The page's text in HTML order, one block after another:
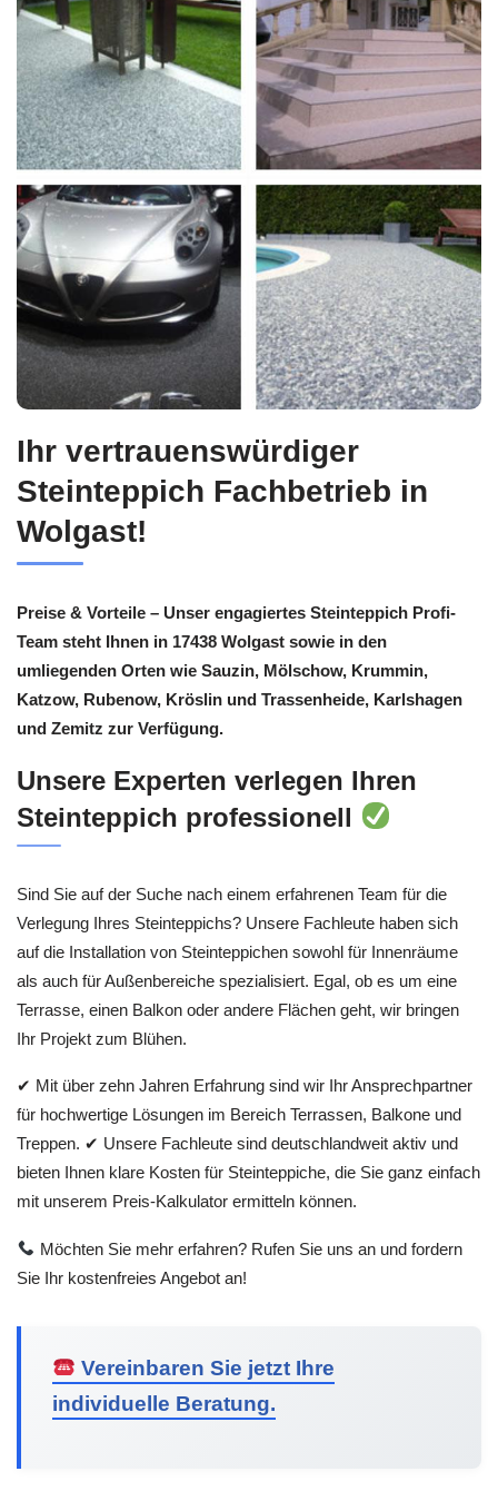
Ihr vertrauenswürdiger
Steinteppich Fachbetrieb in
Wolgast!
Preise & Vorteile – Unser engagiertes Steinteppich Profi-
Team steht Ihnen in 17438 Wolgast sowie in den
umliegenden Orten wie Sauzin, Mölschow, Krummin,
Katzow, Rubenow, Kröslin und Trassenheide, Karlshagen
und Zemitz zur Verfügung.
Unsere Experten verlegen Ihren
Steinteppich professionell
Sind Sie auf der Suche nach einem erfahrenen Team für die
Verlegung Ihres Steinteppichs? Unsere Fachleute haben sich
auf die Installation von Steinteppichen sowohl für Innenräume
als auch für Außenbereiche spezialisiert. Egal, ob es um eine
Terrasse, einen Balkon oder andere Flächen geht, wir bringen
Ihr Projekt zum Blühen.
✔ Mit über zehn Jahren Erfahrung sind wir Ihr Ansprechpartner
für hochwertige Lösungen im Bereich Terrassen, Balkone und
Treppen. ✔ Unsere Fachleute sind deutschlandweit aktiv und
bieten Ihnen klare Kosten für Steinteppiche, die Sie ganz einfach
mit unserem Preis-Kalkulator ermitteln können.
Möchten Sie mehr erfahren? Rufen Sie uns an und fordern
Sie Ihr kostenfreies Angebot an!
Vereinbaren Sie jetzt Ihre
individuelle Beratung.